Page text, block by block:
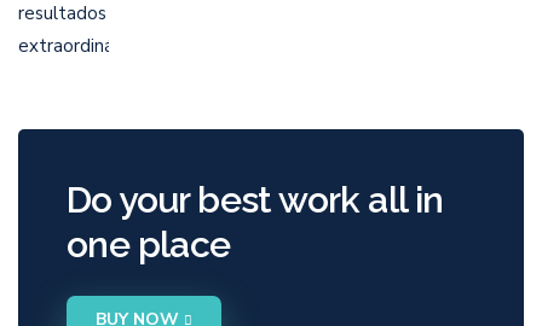
Do your best work all in
one place
BUY NOW